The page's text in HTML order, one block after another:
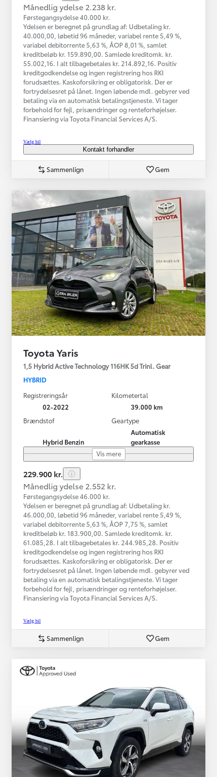
Månedlig ydelse 2.238 kr.
Førstegangsydelse 40.000 kr.
Ydelsen er beregnet på grundlag af: Udbetaling kr.
40.000,00, løbetid 96 måneder, variabel rente 5,49 %,
variabel debitorrente 5,63 %, ÅOP 8,01 %, samlet
kreditbeløb kr. 159.890,00. Samlede kreditomk. kr.
55.002,16. I alt tilbagebetales kr. 214.892,16. Positiv
kreditgodkendelse og ingen registrering hos RKI
forudsættes. Kaskoforsikring er obligatorisk. Der er
fortrydelsesret på lånet. Ingen løbende mdl. gebyrer ved
betaling via en automatisk betalingstjeneste. Vi tager
forbehold for fejl, prisændringer og renteforhøjelser.
Finansiering via Toyota Financial Services A/S.
Vælg bil
Kontakt forhandler
Sammenlign Gem
Toyota Yaris
1,5 Hybrid Active Technology 116HK 5d Trinl. Gear
HYBRID
Registreringsår
02-2022
Kilometertal
39.000 km
Brændstof
Hybrid Benzin
Geartype
Automatisk
gearkasse
Vis mere
229.900 kr.
Månedlig ydelse 2.552 kr.
Førstegangsydelse 46.000 kr.
Ydelsen er beregnet på grundlag af: Udbetaling kr.
46.000,00, løbetid 96 måneder, variabel rente 5,49 %,
variabel debitorrente 5,63 %, ÅOP 7,75 %, samlet
kreditbeløb kr. 183.900,00. Samlede kreditomk. kr.
61.085,28. I alt tilbagebetales kr. 244.985,28. Positiv
kreditgodkendelse og ingen registrering hos RKI
forudsættes. Kaskoforsikring er obligatorisk. Der er
fortrydelsesret på lånet. Ingen løbende mdl. gebyrer ved
betaling via en automatisk betalingstjeneste. Vi tager
forbehold for fejl, prisændringer og renteforhøjelser.
Finansiering via Toyota Financial Services A/S.
Vælg bil
Sammenlign Gem